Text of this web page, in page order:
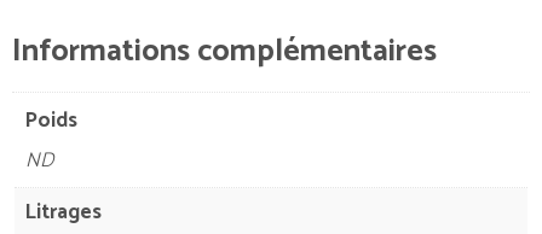
Informations complémentaires
Poids
ND
Litrages